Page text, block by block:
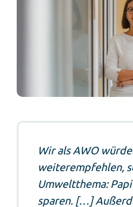
Wir als AWO
weiterempfehlen,
Umweltthema:
sparen. […]